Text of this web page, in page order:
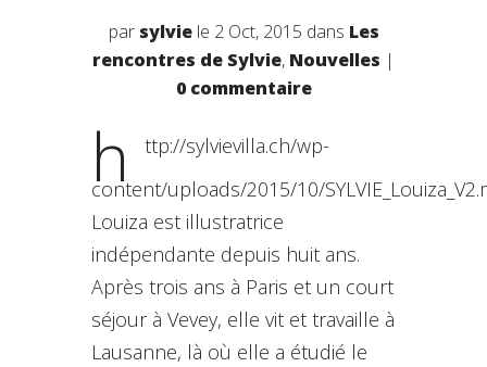
par sylviele 2 Oct, 2015 dans Les
rencontres de Sylvie, Nouvelles |
0 commentaire
h
ttp://sylvievilla.ch/wp-
content/uploads/2015/10/
Louiza est illustratrice
indépendante depuis huit ans.
Après trois ans à Paris et un court
séjour à Vevey, elle vit et travaille à
Lausanne, là où elle a étudié le